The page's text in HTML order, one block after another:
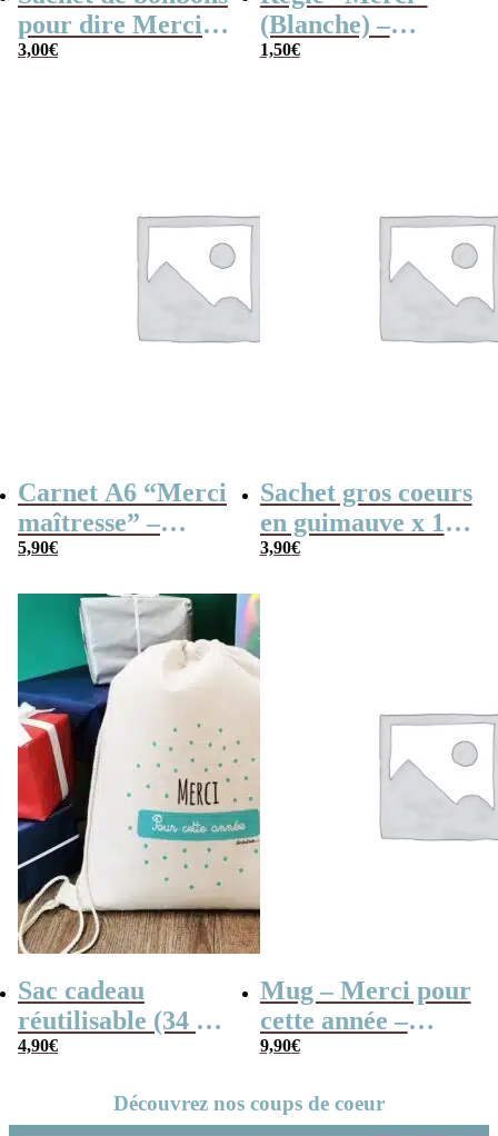
pour dire Merci –
Dragibus
3,00€
(Blanche) –
Cadeau maîtresse
1,50€
Carnet A6 “Merci
maîtresse” –
Cadeau maîtresse,
5,90€
Sachet gros coeurs
en guimauve x 15
– “Merci” –
3,90€
Sac cadeau
réutilisable (34 x
42 x cm) et sa
pour cette année
4,90€
Mug – Merci pour
cette année –
Collection “Dessin
9,90€
Découvrez nos coups de coeur